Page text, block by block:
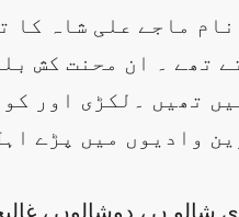
ماجے علی شاہ
تھے ۔ ان محنت کش
تھیں ۔لکڑی اور
وادیوں میں پڑے